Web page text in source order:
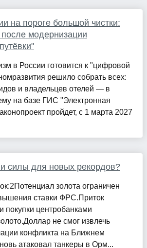
на пороге большой чистки:
после модернизации
в России готовится к "цифровой
решило собрать всех:
и владельцев отелей — в
на базе ГИС "Электронная
пройдет, с 1 марта 2027
силы для новых рекордов?
золота ограничен
ставки ФРС.Приток
покупки центробанками
не смог извлечь
конфликта на Ближнем
атаковал танкеры в Орм...